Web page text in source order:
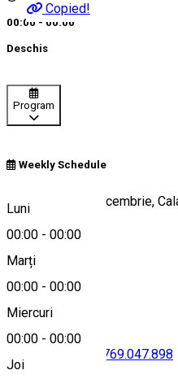
Copied!
00:00 - 00:00
Deschis
Program
Weekly Schedule
Luni
00:00 - 00:00
Marți
00:00 - 00:00
Miercuri
00:00 - 00:00
Joi
nr.1, Strada 22 Decembrie,
Hartă
0769.047.898